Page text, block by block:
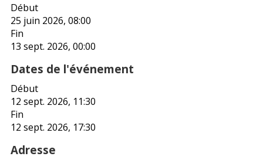
Début
25 juin 2026, 08:00
Fin
13 sept. 2026, 00:00
Dates de l'événement
Début
12 sept. 2026, 11:30
Fin
12 sept. 2026, 17:30
Adresse